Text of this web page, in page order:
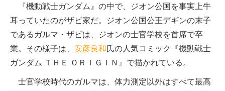
『機動戦士ガンダム』の中で、ジオン公国を事実上牛
耳っていたのがザビ家だ。ジオン公国公王デギンの末子
であるガルマ・ザビは、ジオンの士官学校を首席で卒
業。その様子は、 安彦良和氏の人気コミック『機動戦士
ガンダム ＴＨＥ ＯＲＩＧＩＮ』で描かれている。
士官学校時代のガルマは、体力測定以外はすべて最高